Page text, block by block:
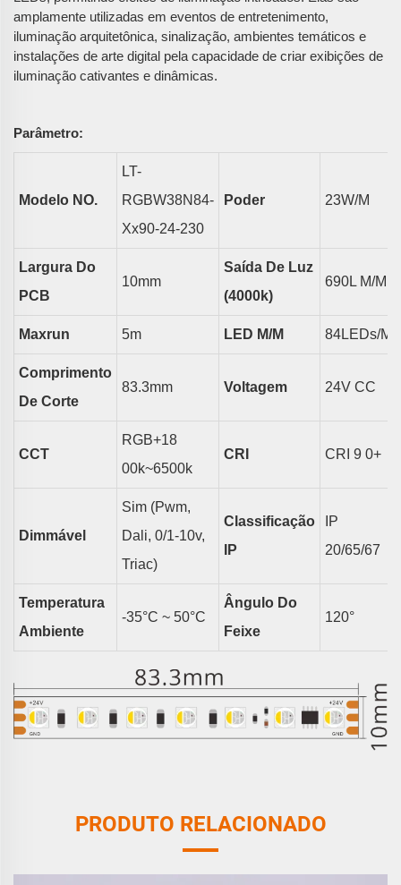
amplamente utilizadas em eventos de entretenimento,
iluminação arquitetônica, sinalização, ambientes temáticos e
instalações de arte digital pela capacidade de criar exibições de
iluminação cativantes e dinâmicas.
Parâmetro:
Modelo NO.
LT-
RGBW38N84-
Xx90-24-230
Poder 23W/m
Largura Do
PCB
10Mm
Saída De Luz
(4000k)
690L M/m
Maxrun 5M LED M/m 84LEDs/m
Comprimento
De Corte
83.3Mm Voltagem 24V CC
CCT
RGB+18
00k~6500k
CRI CRI 9 0+
Dimmável
Sim (pwm,
Dali, 0/1-10v,
Triac)
Classificação
IP
IP
20/65/67
Temperatura
Ambiente
-35°C ~ 50°C
Ângulo Do
Feixe
120°
PRODUTO RELACIONADO